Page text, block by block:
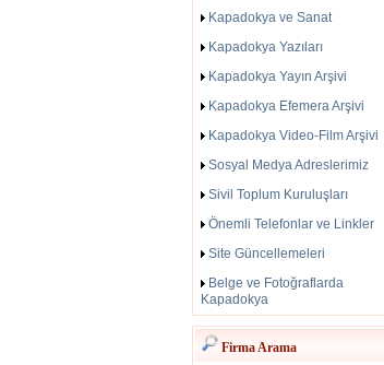
Kapadokya ve Sanat
Kapadokya Yazıları
Kapadokya Yayın Arşivi
Kapadokya Efemera Arşivi
Kapadokya Video-Film Arşivi
Sosyal Medya Adreslerimiz
Sivil Toplum Kuruluşları
Önemli Telefonlar ve Linkler
Site Güncellemeleri
Belge ve Fotoğraflarda
Kapadokya
Firma Arama